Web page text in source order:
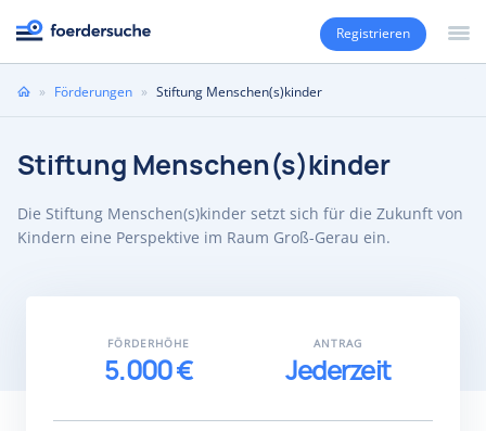
Registrieren
Sie» Förderungen » Stiftung Menschen(s)kinder
Stiftung Menschen(s)kinder
Die Stiftung Menschen(s)kinder setzt sich für die Zukunft von
Kindern eine Perspektive im Raum Groß-Gerau ein.
FÖRDERHÖHE
5.000 €
ANTRAG
Jederzeit